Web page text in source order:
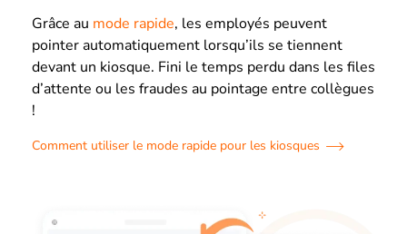
Grâce au mode rapide, les employés peuvent
pointer automatiquement lorsqu’ils se tiennent
devant un kiosque. Fini le temps perdu dans les files
d’attente ou les fraudes au pointage entre collègues
!
Comment utiliser le mode rapide pour les kiosques